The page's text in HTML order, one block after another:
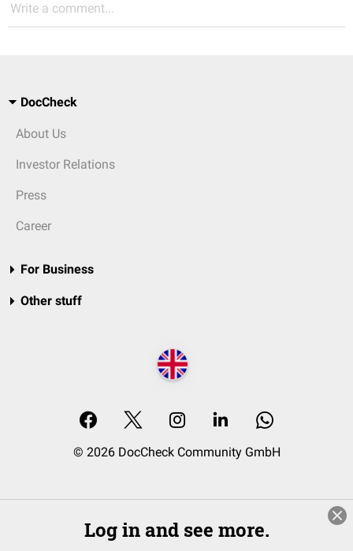
Write a comment...
DocCheck
About Us
Investor Relations
Press
Career
For Business
Other stuff
© 2026 DocCheck Community GmbH
Log in and see more.